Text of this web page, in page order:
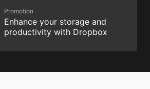
Promotion
Enhance your storage and
productivity with Dropbox